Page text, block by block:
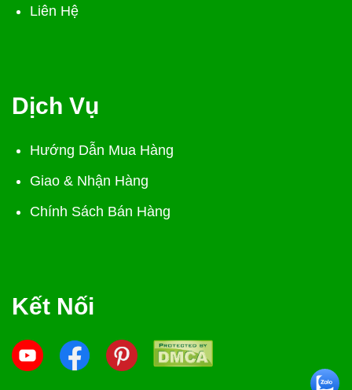
Liên Hệ
Dịch Vụ
Hướng Dẫn Mua Hàng
Giao & Nhận Hàng
Chính Sách Bán Hàng
Kết Nối